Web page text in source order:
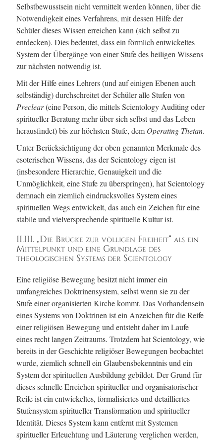
Selbstbewusstsein nicht vermittelt werden können, über die
Notwendigkeit eines Verfahrens, mit dessen Hilfe der
Schüler dieses Wissen erreichen kann (sich selbst zu
entdecken). Dies bedeutet, dass ein förmlich entwickeltes
System der Übergänge von einer Stufe des heiligen Wissens
zur nächsten notwendig ist.
Mit der Hilfe eines Lehrers (und auf einigen Ebenen auch
selbständig) durchschreitet der Schüler alle Stufen von
Preclear(eine Person, die mittels Scientology Auditing oder
spiritueller Beratung mehr über sich selbst und das Leben
herausfindet) bis zur höchsten Stufe, dem Operating Thetan.
Unter Berücksichtigung der oben genannten Merkmale des
esoterischen Wissens, das der Scientology eigen ist
(insbesondere Hierarchie, Genauigkeit und die
Unmöglichkeit, eine Stufe zu überspringen), hat Scientology
demnach ein ziemlich eindrucksvolles System eines
spirituellen Wegs entwickelt, das auch ein Zeichen für eine
stabile und vielversprechende spirituelle Kultur ist.
II.III. „Die Brücke zur völligen Freiheit“ als ein
Mittelpunkt und eine Grundlage des
theologischen Systems der Scientology
Eine religiöse Bewegung besitzt nicht immer ein
umfangreiches Doktrinensystem, selbst wenn sie zu der
Stufe einer organisierten Kirche kommt. Das Vorhandensein
eines Systems von Doktrinen ist ein Anzeichen für die Reife
einer religiösen Bewegung und entsteht daher im Laufe
eines recht langen Zeitraums. Trotzdem hat Scientology, wie
bereits in der Geschichte religiöser Bewegungen beobachtet
wurde, ziemlich schnell ein Glaubensbekenntnis und ein
System der spirituellen Ausbildung gebildet. Der Grund für
dieses schnelle Erreichen spiritueller und organisatorischer
Reife ist ein entwickeltes, formalisiertes und detailliertes
Stufensystem spiritueller Transformation und spiritueller
Identität. Dieses System kann entfernt mit Systemen
spiritueller Erleuchtung und Läuterung verglichen werden,